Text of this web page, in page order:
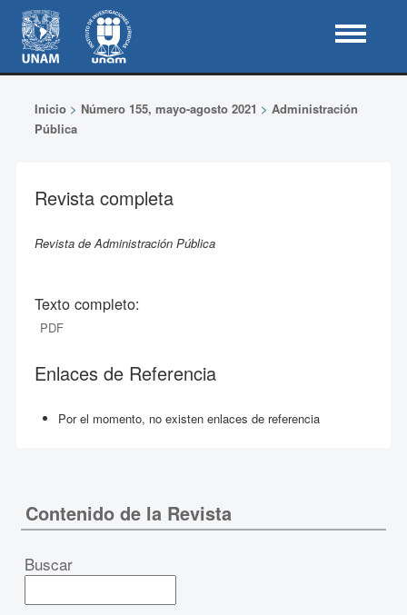
Inicio> Número 155, mayo-agosto 2021 > Administración
Pública
Revista completa
Revista de Administración Pública
Texto completo:
PDF
Enlaces de Referencia
Por el momento, no existen enlaces de referencia
Contenido de la Revista
Buscar